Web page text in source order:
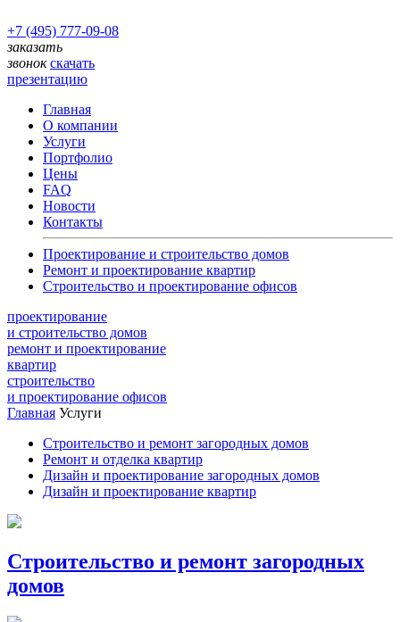
+7 (495) 777-09-08
заказать
звонок скачать
презентацию
Главная
О компании
Услуги
Портфолио
Цены
FAQ
Новости
Контакты
Проектирование и строительство домов
Ремонт и проектирование квартир
Строительство и проектирование офисов
проектирование
и строительство домов
ремонт и проектирование
квартир
строительство
и проектирование офисов
Главная Услуги
Строительство и ремонт загородных домов
Ремонт и отделка квартир
Дизайн и проектирование загородных домов
Дизайн и проектирование квартир
Строительство и ремонт загородных
домов